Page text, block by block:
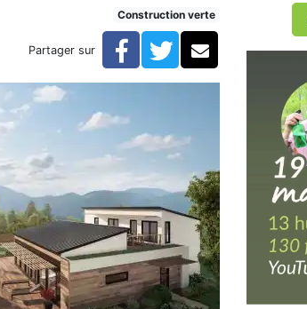
Construction verte
Partager sur Facebook
TwitterCourriel